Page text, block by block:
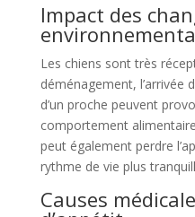
Impact des
Les chiens sont très
déménagement, l’arrivée
d’un proche peuvent
comportement
peut également perdre
rythme de vie plus
Causes